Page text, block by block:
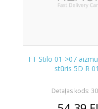
FT Stilo 01->07
stūris 5D R
Detaļas kods: